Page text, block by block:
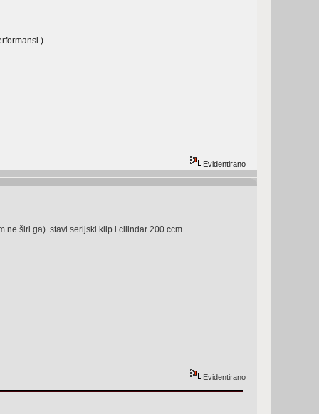
)
Evidentirano
širi ga). stavi serijski klip i cilindar 200 ccm.
Evidentirano